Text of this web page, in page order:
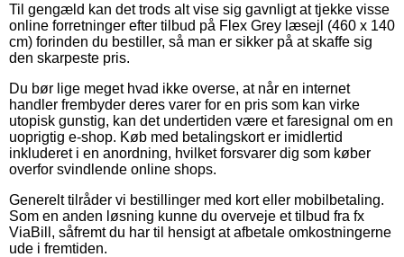
Til gengæld kan det trods alt vise sig gavnligt at tjekke visse
online forretninger efter tilbud på Flex Grey læsejl (460 x 140
cm) forinden du bestiller, så man er sikker på at skaffe sig
den skarpeste pris.
Du bør lige meget hvad ikke overse, at når en internet
handler frembyder deres varer for en pris som kan virke
utopisk gunstig, kan det undertiden være et faresignal om en
uoprigtig e-shop. Køb med betalingskort er imidlertid
inkluderet i en anordning, hvilket forsvarer dig som køber
overfor svindlende online shops.
Generelt tilråder vi bestillinger med kort eller mobilbetaling.
Som en anden løsning kunne du overveje et tilbud fra fx
ViaBill, såfremt du har til hensigt at afbetale omkostningerne
ude i fremtiden.